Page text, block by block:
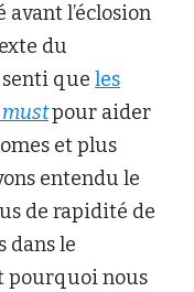
l’éclosion
du
que les
mustpour aider
et plus
entendu le
de rapidité de
dans le
pourquoi nous